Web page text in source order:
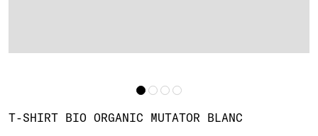
T-SHIRT BIO ORGANIC MUTATOR BLANC